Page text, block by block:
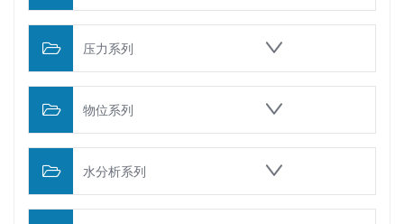
压力系列
物位系列
水分析系列